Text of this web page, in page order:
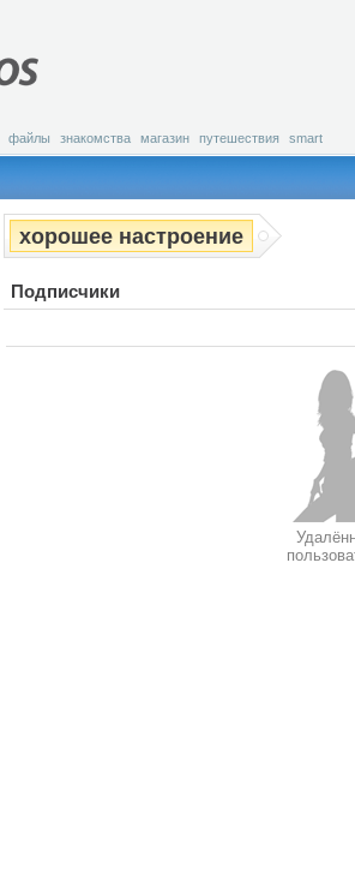
файлы знакомства магазин путешествия smart
хорошее настроение
Подписчики